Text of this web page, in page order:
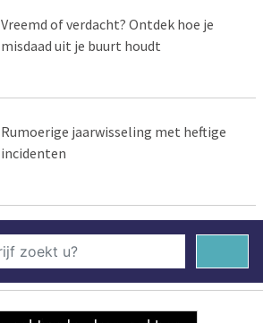
Vreemd of verdacht? Ontdek hoe je
misdaad uit je buurt houdt
Rumoerige jaarwisseling met heftige
incidenten